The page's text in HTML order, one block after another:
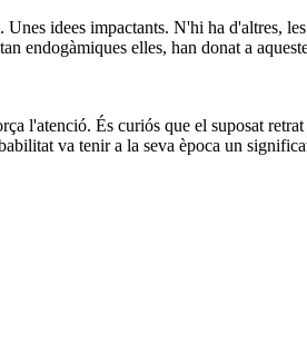
idees impactants. N'hi ha d'altres,
endogàmiques elles, han donat a
l'atenció. És curiós que el suposat
va tenir a la seva època un